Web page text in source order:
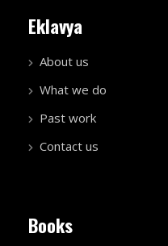
Eklavya
About us
What we do
Past work
Contact us
Books